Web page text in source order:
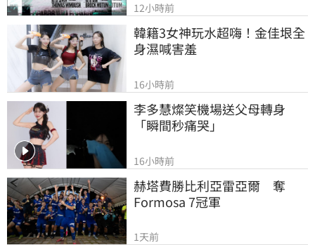
12小時前
韓籍3女神玩水超嗨！金佳垠全
身濕喊害羞
16小時前
李多慧燦笑機場送父母轉身
「瞬間秒痛哭」
16小時前
赫塔費勝比利亞雷亞爾　奪
Formosa 7冠軍
1天前